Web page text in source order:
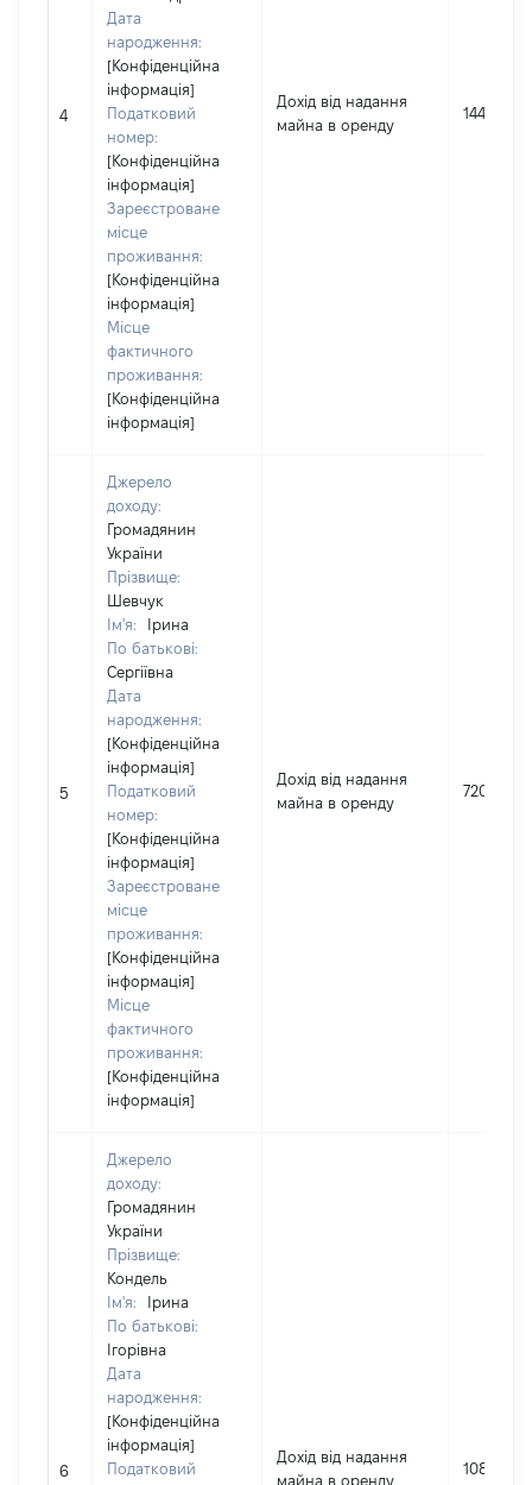
4
Дата
народження:
[Конфіденційна
інформація]
Податковий
номер:
[Конфіденційна
інформація]
Зареєстроване
місце
проживання:
[Конфіденційна
інформація]
Місце
фактичного
проживання:
[Конфіденційна
інформація]
Дохід від надання
майна в оренду
1440
5
Джерело
доходу:
Громадянин
України
Прізвище:
Шевчук
Ім'я:
Ірина
По батькові:
Сергіївна
Дата
народження:
[Конфіденційна
інформація]
Податковий
номер:
[Конфіденційна
інформація]
Зареєстроване
місце
проживання:
[Конфіденційна
інформація]
Місце
фактичного
проживання:
[Конфіденційна
інформація]
Дохід від надання
майна в оренду
720
6
Джерело
доходу:
Громадянин
України
Прізвище:
Кондель
Ім'я:
Ірина
По батькові:
Ігорівна
Дата
народження:
[Конфіденційна
інформація]
Податковий
Дохід від надання
майна в оренду
1080